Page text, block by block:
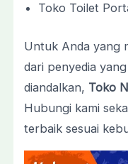
Toko Toilet
Untuk Anda yang
dari penyedia
diandalkan, Toko
Hubungi kami
terbaik sesuai